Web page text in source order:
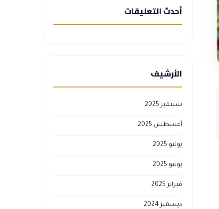
أحدث التعليقات
الأرشيف
سبتمبر 2025
أغسطس 2025
يوليو 2025
يونيو 2025
فبراير 2025
ديسمبر 2024